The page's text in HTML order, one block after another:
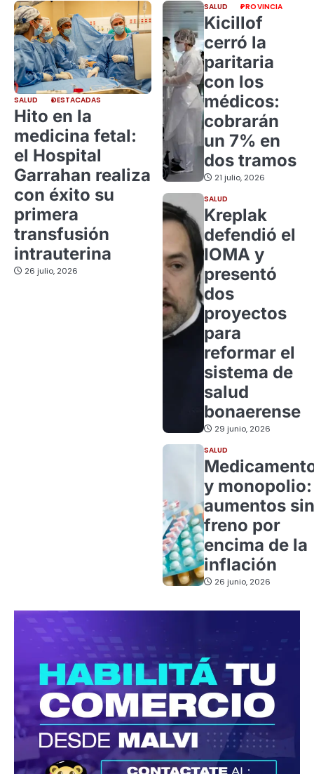
SALUD DESTACADAS
Hito en la
medicina fetal:
el Hospital
Garrahan realiza
con éxito su
primera
transfusión
intrauterina
26 julio, 2026
SALUD PROVINCIA
Kicillof
cerró la
paritaria
con los
médicos:
cobrarán
un 7% en
dos tramos
21 julio, 2026
SALUD
Kreplak
defendió el
IOMA y
presentó
dos
proyectos
para
reformar el
sistema de
salud
bonaerense
29 junio, 2026
SALUD
y monopolio:
aumentos sin
freno por
encima de la
inflación
26 junio, 2026